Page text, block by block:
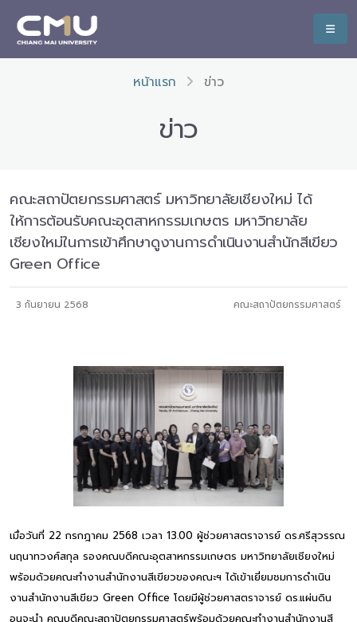
หน้าแรก ข่าว
ข่าว
คณะสถาปัตยกรรมศาสตร์ มหาวิทยาลัยเชียงใหม่ ได้
ให้การต้อนรับคณะอุตสาหกรรมเกษตร มหาวิทยาลัย
เชียงใหม่ในการเข้าศึกษาดูงานการดำเนินงานสำนักสีเขียว
Green Office
3 กันยายน 2568 คณะสถาปัตยกรรมศาสตร์
เมื่อวันที่ 22 กรกฎาคม 2568 เวลา 13.00 ผู้ช่วยศาสตราจารย์ ดร.ศรีสุวรรณ
นฤนาทวงศ์สกุล รองคณบดีคณะอุตสาหกรรมเกษตร มหาวิทยาลัยเชียงใหม่
พร้อมด้วยคณะทำงานสำนักงานสีเขียวของคณะฯ ได้เข้าเยี่ยมชมการดำเนิน
งานสำนักงานสีเขียว Green Office โดยมีผู้ช่วยศาสตราจารย์ ดร.แผ่นดิน
อุนจะนำ คณบดีคณะสถาปัตยกรรมศาสตร์พร้อมด้วยคณะทำงานสำนักงานสี